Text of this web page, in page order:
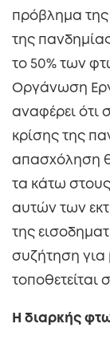
πρόβλημα
της
το 50% των
Οργάνωση
αναφέρει ότι
κρίσης της
απασχόληση
τα κάτω
αυτών των
της
συζήτηση για
τοποθετείται
Η διαρκής